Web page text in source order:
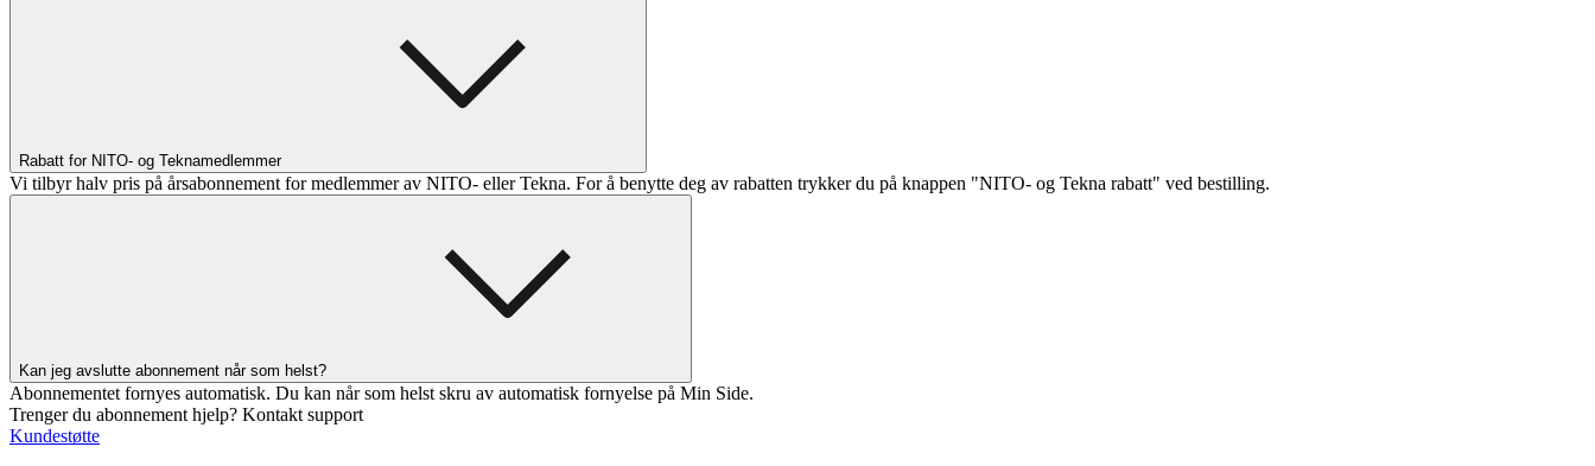
Rabatt for NITO- og Teknamedlemmer
Vi tilbyr halv pris på årsabonnement for medlemmer av NITO- eller Tekna. For å benytte deg av rabatten trykker du på knappen "NITO- og Tekna rabatt" ved bestilling.
Kan jeg avslutte abonnement når som helst?
Abonnementet fornyes automatisk. Du kan når som helst skru av automatisk fornyelse på Min Side.
Trenger du abonnement hjelp? Kontakt support
Kundestøtte